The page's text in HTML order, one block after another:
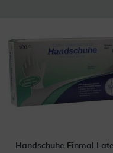
Handschuhe Einmal